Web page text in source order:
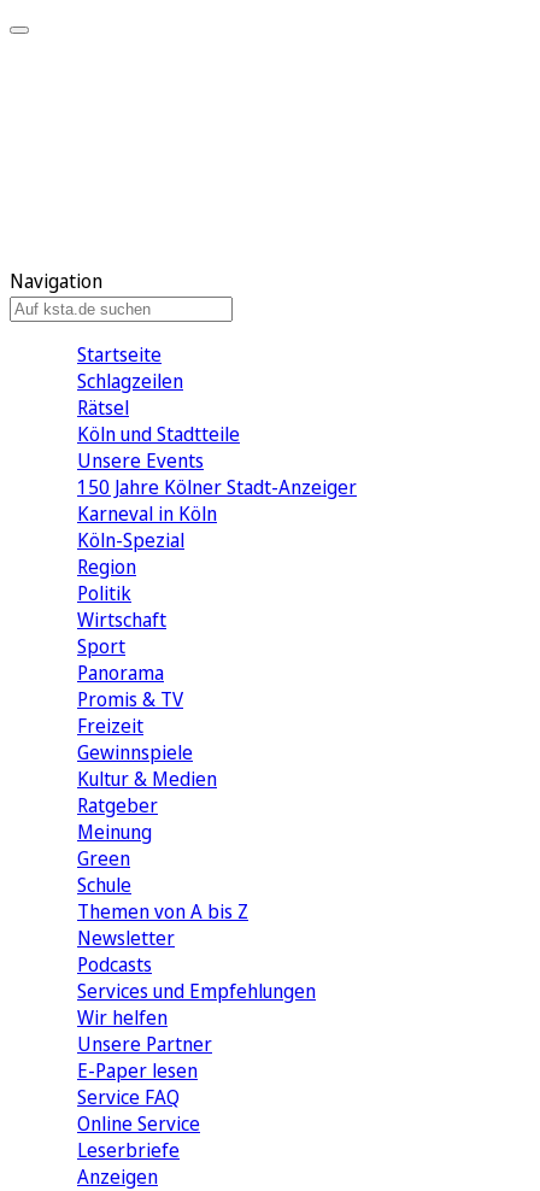
Navigation
Startseite
Schlagzeilen
Rätsel
Köln und Stadtteile
Unsere Events
150 Jahre Kölner Stadt-Anzeiger
Karneval in Köln
Köln-Spezial
Region
Politik
Wirtschaft
Sport
Panorama
Promis & TV
Freizeit
Gewinnspiele
Kultur & Medien
Ratgeber
Meinung
Green
Schule
Themen von A bis Z
Newsletter
Podcasts
Services und Empfehlungen
Wir helfen
Unsere Partner
E-Paper lesen
Service FAQ
Online Service
Leserbriefe
Anzeigen